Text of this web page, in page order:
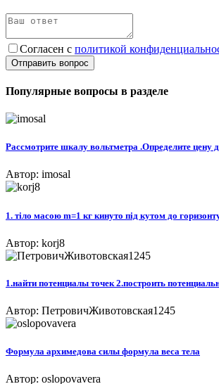
Согласен с политикой
Отправить вопрос
Популярные вопросы в разделе
Рассмотрите шкалу вольтметра .Определите цену
Автор: imosal
1. тіло масою m=1 кг кинуто під кутом до
Автор: korj8
1.найти потенциалы точек 2.построить
Автор: ПетровичЖивотовская1245
Формула архимедова силы формула веса тела
Автор: oslopovavera